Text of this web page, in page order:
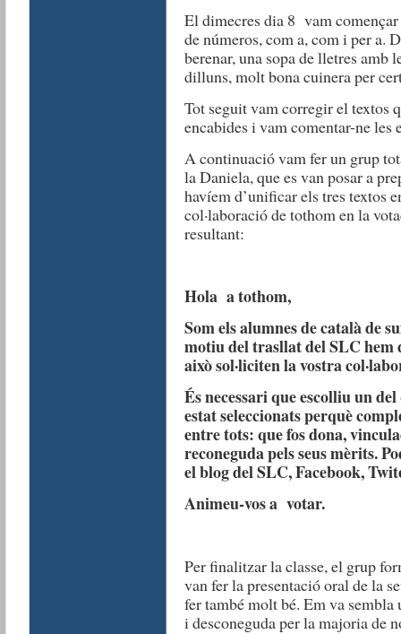
El dimecres dia 8 vam
de números, com a, com i per a.
berenar, una sopa de lletres amb
dilluns, molt bona cuinera per
Tot seguit vam corregir el textos
encabides i vam comentar-ne les
A continuació vam fer un grup
la Daniela, que es van posar a
havíem d’unificar els tres textos
col·laboració de tothom en la
resultant:
Hola a tothom,
Som els alumnes de català de
motiu del trasllat del SLC hem
això sol·liciten la vostra
És necessari que escolliu un
estat seleccionats perquè
entre tots: que fos dona,
reconeguda pels seus mèrits.
el blog del SLC, Facebook,
Animeu-vos a votar.
Per finalitzar la classe, el grup
van fer la presentació oral de la
fer també molt bé. Em va
i desconeguda per la majoria de